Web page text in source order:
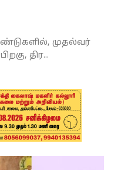
முதல்வர்
திர...